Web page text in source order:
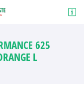

625
L